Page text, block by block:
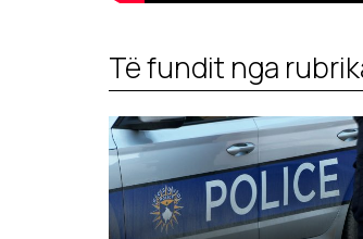
Të fundit nga